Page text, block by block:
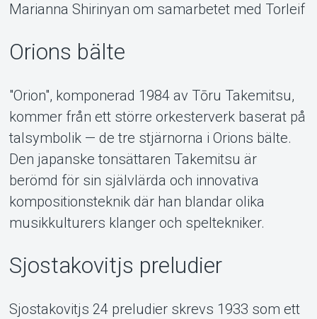
Om Tickster
Marianna Shirinyan om samarbetet med Torleif
Orions bälte
"Orion", komponerad 1984 av Tōru Takemitsu,
kommer från ett större orkesterverk baserat på
talsymbolik — de tre stjärnorna i Orions bälte.
Den japanske tonsättaren Takemitsu är
berömd för sin självlärda och innovativa
kompositionsteknik där han blandar olika
musikkulturers klanger och speltekniker.
Sjostakovitjs preludier
Sjostakovitjs 24 preludier skrevs 1933 som ett